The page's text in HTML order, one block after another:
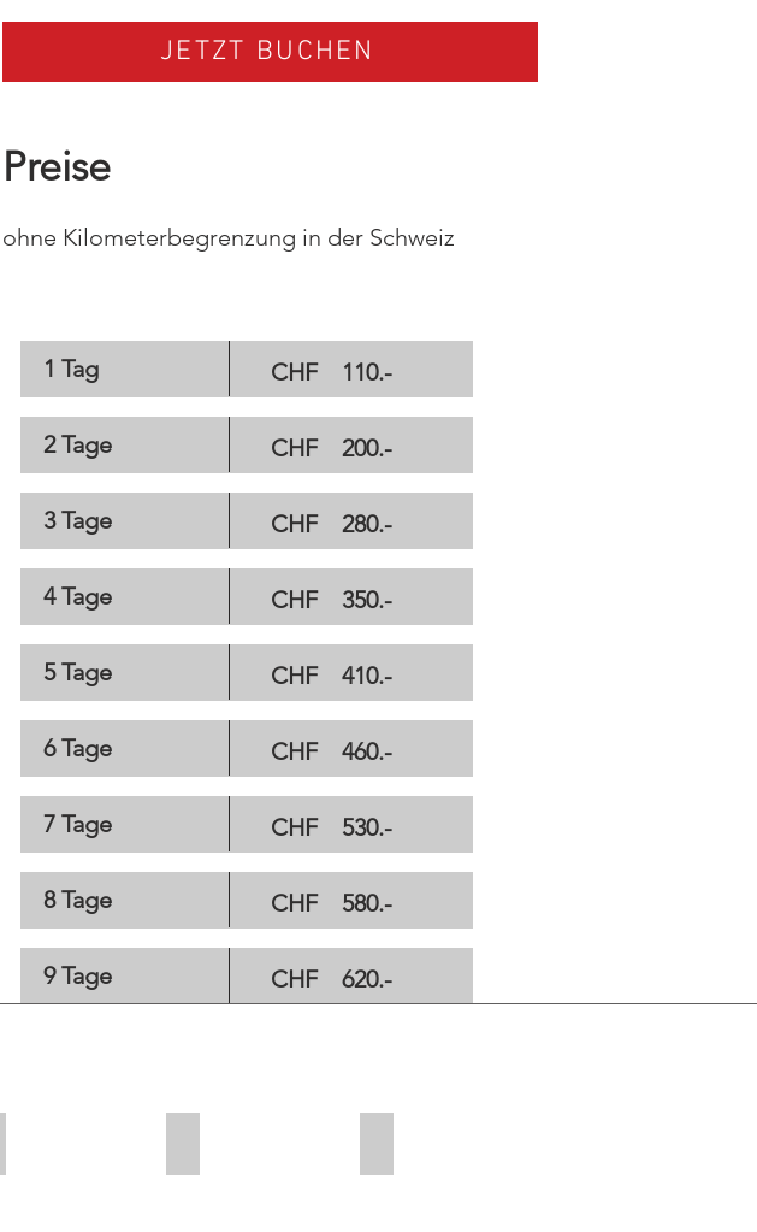
JETZT BUCHEN
​Preise
ohne Kilometerbegrenzung in der Schweiz
CHF 110.-
1 Tag
CHF 200.-
2 Tage
CHF 280.-
3 Tage
CHF 350.-
4 Tage
CHF 410.-
5 Tage
CHF 460.-
6 Tage
CHF 530.-
7 Tage
CHF 580.-
8 Tage
CHF 620.-
9 Tage